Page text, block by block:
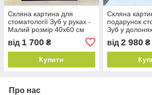
Скляна картина для
стоматології Зуб у руках -
Малий розмір 40х60 см
від 1 700 ₴
Купити
Скляна
подарунок
Зуб у
від 2 980₴
Про нас